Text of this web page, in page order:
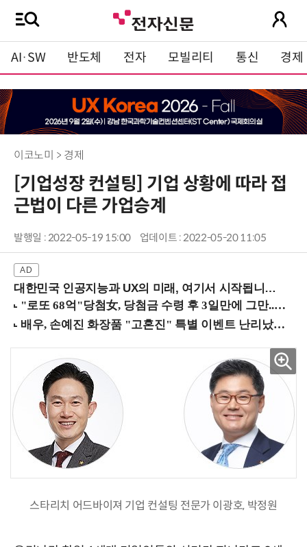
AI·SW 반도체 전자 모빌리티 통신 경제
이코노미 > 경제
[기업성장 컨설팅] 기업 상황에 따라 접
근법이 다른 가업승계
발행일 : 2022-05-19 15:00 업데이트 : 2022-05-20 11:05
대한민국 인공지능과 UX의 미래, 여기서 시작됩니다! (9/2 강남역)
스타리치 어드바이져 기업 컨설팅 전문가 이광호, 박정원